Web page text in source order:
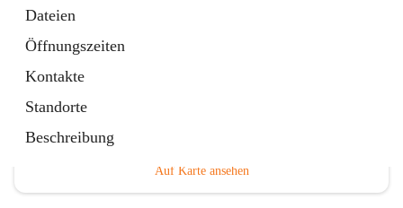
Dateien
Öffnungszeiten
Kontakte
Standorte
Beschreibung
Auf Karte ansehen